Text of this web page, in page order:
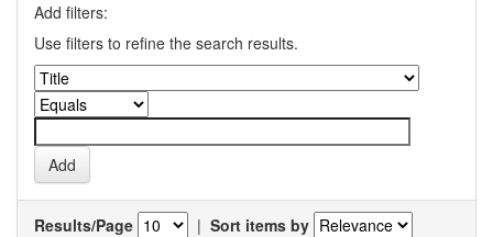
Add filters:
Use filters to refine the search results.
Results/Page | Sort items by